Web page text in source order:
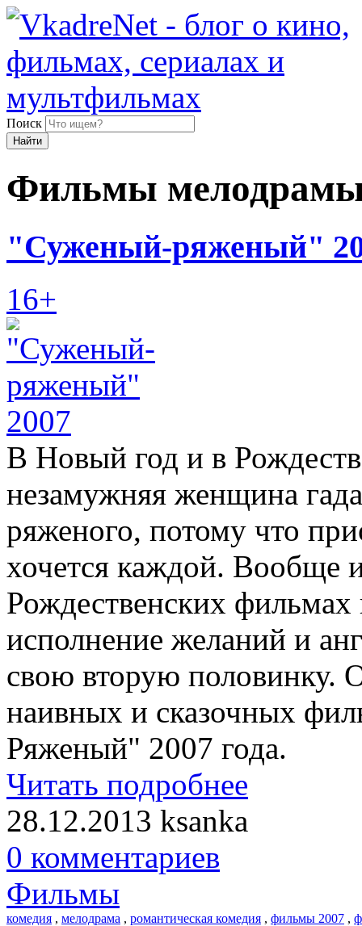
Поиск
Найти
Фильмы
"Суженый-ряженый"
16+
В Новый год и в
незамужняя женщина
ряженого, потому что
хочется каждой. Вообще
Рождественских фильмах
исполнение желаний и
свою вторую половинку.
наивных и сказочных
Ряженый" 2007 года.
Читать подробнее
28.12.2013 ksanka
0 комментариев
Фильмы
комедия , мелодрама , романтическая комедия , фильмы 2007 ,